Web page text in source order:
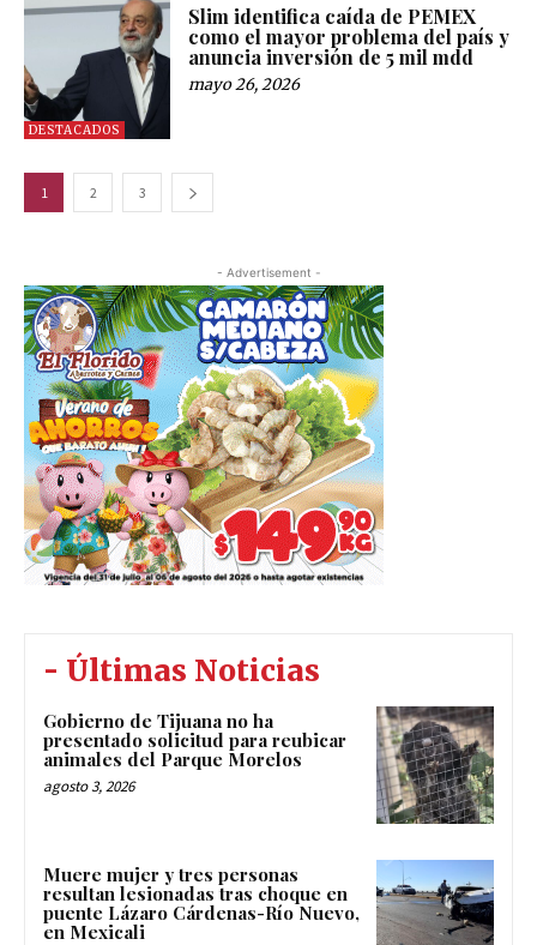
DESTACADOS
Slim identifica caída de PEMEX
como el mayor problema del país y
anuncia inversión de 5 mil mdd
mayo 26, 2026
1 2 3
- Advertisement -
- Últimas Noticias
Gobierno de Tijuana no ha
presentado solicitud para reubicar
animales del Parque Morelos
agosto 3, 2026
Muere mujer y tres personas
resultan lesionadas tras choque en
puente Lázaro Cárdenas-Río Nuevo,
en Mexicali